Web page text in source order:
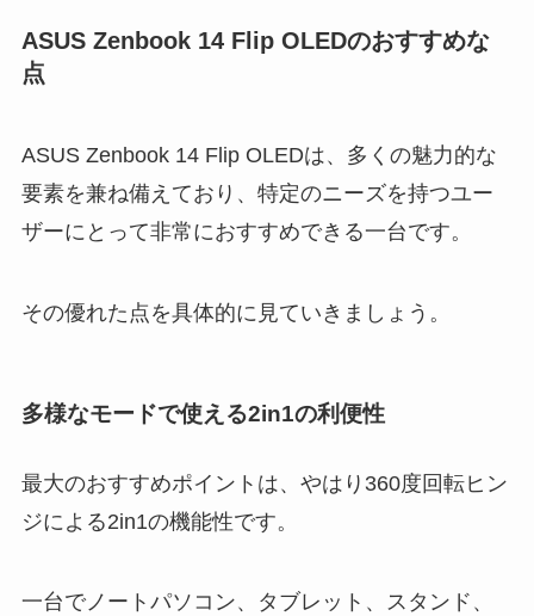
ASUS Zenbook 14 Flip OLEDのおすすめな
点
ASUS Zenbook 14 Flip OLEDは、多くの魅力的な
要素を兼ね備えており、特定のニーズを持つユー
ザーにとって非常におすすめできる一台です。
その優れた点を具体的に見ていきましょう。
多様なモードで使える2in1の利便性
最大のおすすめポイントは、やはり360度回転ヒン
ジによる2in1の機能性です。
一台でノートパソコン、タブレット、スタンド、